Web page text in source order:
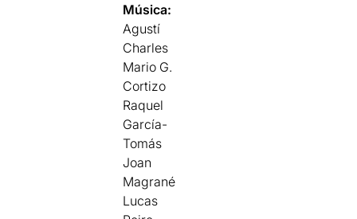
Música:
Agustí
Charles
Mario G.
Cortizo
Raquel
García-
Tomás
Joan
Magrané
Lucas